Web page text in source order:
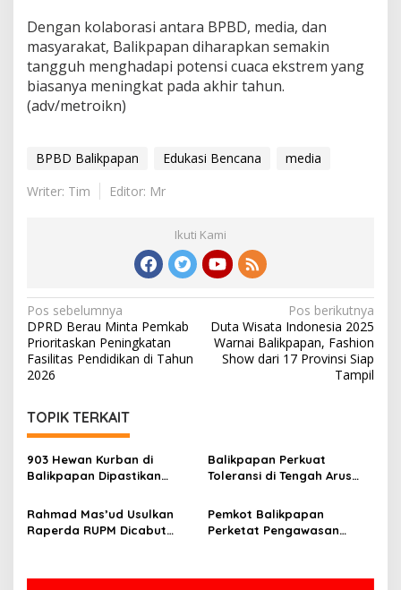
Dengan kolaborasi antara BPBD, media, dan
masyarakat, Balikpapan diharapkan semakin
tangguh menghadapi potensi cuaca ekstrem yang
biasanya meningkat pada akhir tahun.
(adv/metroikn)
BPBD Balikpapan Edukasi Bencana
media
Writer: Tim
Editor: Mr
Ikuti Kami
Navigasi
pos
Pos sebelumnya
DPRD Berau Minta Pemkab
Prioritaskan Peningkatan
Fasilitas Pendidikan di Tahun
2026
Pos berikutnya
Duta Wisata Indonesia 2025
Warnai Balikpapan, Fashion
Show dari 17 Provinsi Siap
Tampil
TOPIK TERKAIT
903 Hewan Kurban di
Balikpapan Dipastikan
Balikpapan Perkuat
Toleransi di Tengah Arus
Rahmad Mas’ud Usulkan
Raperda RUPM Dicabut
Pemkot Balikpapan
Perketat Pengawasan
Dikelola Baik